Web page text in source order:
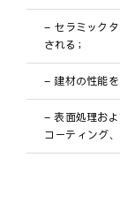
- セラミック
される；
- 建材の性能を
- 表面処理お
コーティング